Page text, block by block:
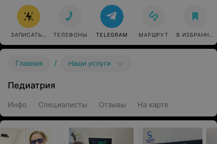
ЗАПИСАТЬСЯ ОНЛАЙН
ТЕЛЕФОНЫ TELEGRAM МАРШРУТ В ИЗБРАННОЕ
Главная / Наши услуги
Педиатрия
Инфо Специалисты Отзывы На карте